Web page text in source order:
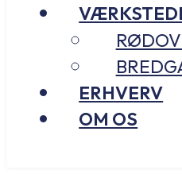
ERHVERV
OM OS